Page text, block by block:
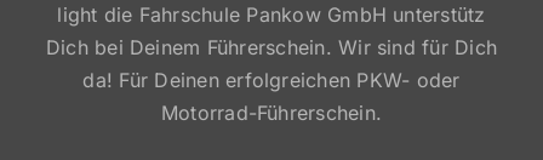
light die Fahrschule Pankow GmbH unterstütz
Dich bei Deinem Führerschein. Wir sind für Dich
da! Für Deinen erfolgreichen PKW- oder
Motorrad-Führerschein.